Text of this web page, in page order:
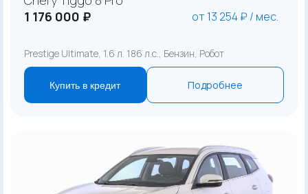
1 176 000 ₽
от 13 254 ₽ / мес.
Prestige Ultimate, 1.6 л. 186 л.с., Бензин, Робот
Купить в кредит Подробнее